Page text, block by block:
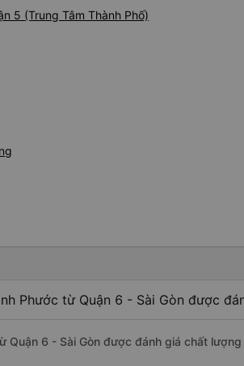
5 (Trung Tâm Thành Phố)
Phước từ Quận 6 - Sài Gòn được
Quận 6 - Sài Gòn được đánh giá chất